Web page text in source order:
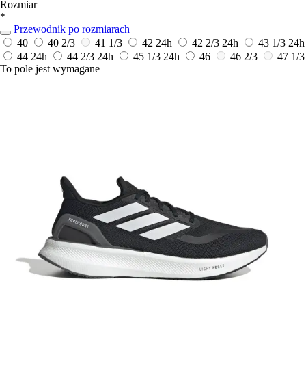
Rozmiar
*
Przewodnik po rozmiarach
40
40 2/3 41 1/3 42 24h 42 2/3 24h 43 1/3 24h
44 24h 44 2/3 24h 45 1/3 24h 46 46 2/3
47 1/3
To pole jest wymagane